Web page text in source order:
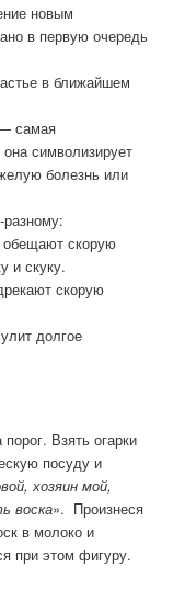
новым
в первую очередь
в ближайшем
самая
символизирует
болезнь или
обещают скорую
и скуку.
скорую
долгое
Взять огарки
посуду и
хозяин мой,
воска». Произнеся
в молоко и
при этом фигуру.